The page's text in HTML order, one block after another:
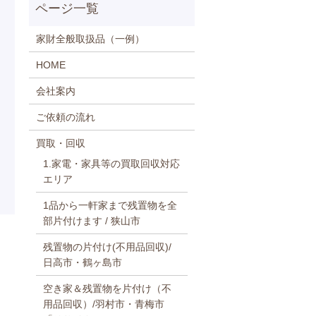
家財全般取扱品（一例）
HOME
会社案内
ご依頼の流れ
買取・回収
1.家電・家具等の買取回収対応
エリア
1品から一軒家まで残置物を全
部片付けます / 狭山市
残置物の片付け(不用品回収)/
日高市・鶴ヶ島市
空き家＆残置物を片付け（不
用品回収）/羽村市・青梅市